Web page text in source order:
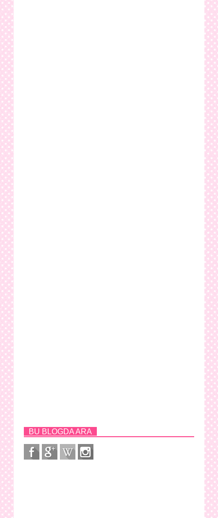
BU BLOGDA ARA